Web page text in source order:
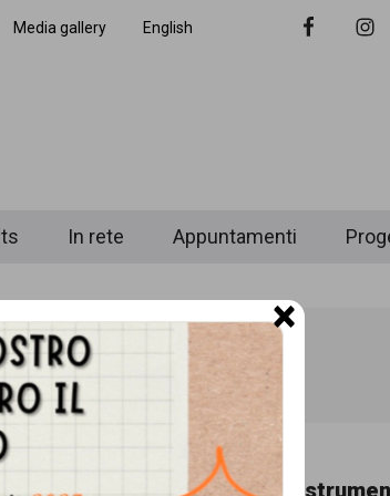
Media gallery English
Nav
In rete Appuntamenti
di Ahmad Salem:
La
×